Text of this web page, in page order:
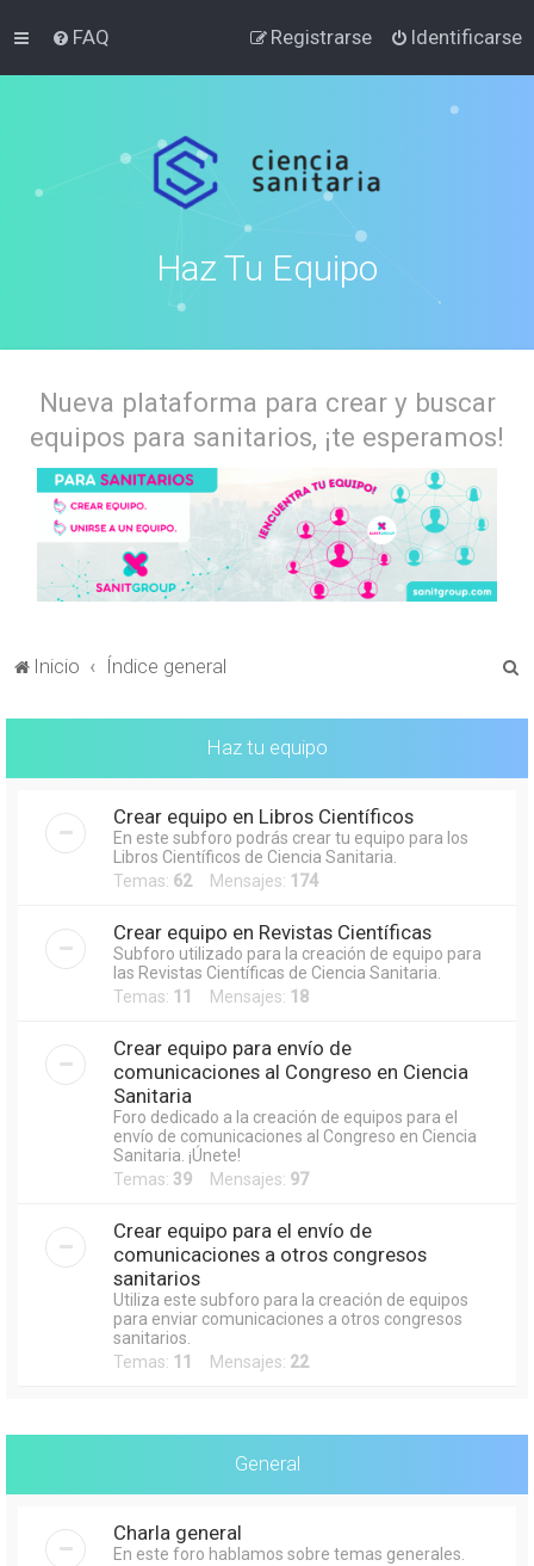
FAQ Identificarse
Registrarse
Haz Tu Equipo
Nueva plataforma para crear y buscar
equipos para sanitarios, ¡te esperamos!
Inicio Índice general
Haz tu equipo
Crear equipo en Libros Científicos
En este subforo podrás crear tu equipo para los
Libros Científicos de Ciencia Sanitaria.
Temas: 62Mensajes: 174
Crear equipo en Revistas Científicas
Subforo utilizado para la creación de equipo para
las Revistas Científicas de Ciencia Sanitaria.
Temas: 11 Mensajes: 18
Crear equipo para envío de
comunicaciones al Congreso en Ciencia
Sanitaria
Foro dedicado a la creación de equipos para el
envío de comunicaciones al Congreso en Ciencia
Sanitaria. ¡Únete!
Temas: 39 Mensajes: 97
Crear equipo para el envío de
comunicaciones a otros congresos
sanitarios
Utiliza este subforo para la creación de equipos
para enviar comunicaciones a otros congresos
sanitarios.
Temas: 11 Mensajes: 22
General
Charla general
En este foro hablamos sobre temas generales.